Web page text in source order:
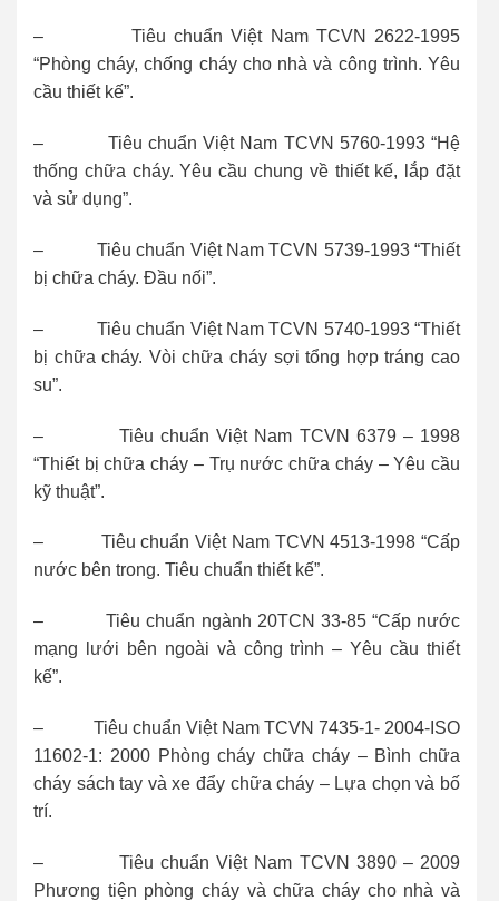
– Tiêu chuẩn Việt Nam TCVN 2622-1995
“Phòng cháy, chống cháy cho nhà và công trình. Yêu
cầu thiết kế”.
– Tiêu chuẩn Việt Nam TCVN 5760-1993 “Hệ
thống chữa cháy. Yêu cầu chung về thiết kế, lắp đặt
và sử dụng”.
– Tiêu chuẩn Việt Nam TCVN 5739-1993 “Thiết
bị chữa cháy. Đầu nối”.
– Tiêu chuẩn Việt Nam TCVN 5740-1993 “Thiết
bị chữa cháy. Vòi chữa cháy sợi tổng hợp tráng cao
su”.
– Tiêu chuẩn Việt Nam TCVN 6379 – 1998
“Thiết bị chữa cháy – Trụ nước chữa cháy – Yêu cầu
kỹ thuật”.
– Tiêu chuẩn Việt Nam TCVN 4513-1998 “Cấp
nước bên trong. Tiêu chuẩn thiết kế”.
– Tiêu chuẩn ngành 20TCN 33-85 “Cấp nước
mạng lưới bên ngoài và công trình – Yêu cầu thiết
kế”.
– Tiêu chuẩn Việt Nam TCVN 7435-1- 2004-ISO
11602-1: 2000 Phòng cháy chữa cháy – Bình chữa
cháy sách tay và xe đẩy chữa cháy – Lựa chọn và bố
trí.
– Tiêu chuẩn Việt Nam TCVN 3890 – 2009
Phương tiện phòng cháy và chữa cháy cho nhà và